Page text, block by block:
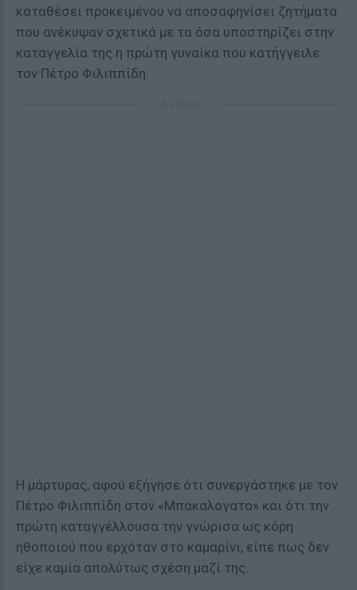
καταθέσει προκειμένου να αποσαφηνίσει ζητήματα
που ανέκυψαν σχετικά με τα όσα υποστηρίζει στην
καταγγελία της η πρώτη γυναίκα που κατήγγειλε
τον Πέτρο Φιλιππίδη.
Η μάρτυρας, αφού εξήγησε ότι συνεργάστηκε με τον
Πέτρο Φιλιππίδη στον «Μπακαλογατο» και ότι την
πρώτη καταγγέλλουσα την γνώρισα ως κόρη
ηθοποιού που ερχόταν στο καμαρίνι, είπε πως δεν
είχε καμία απολύτως σχέση μαζί της.